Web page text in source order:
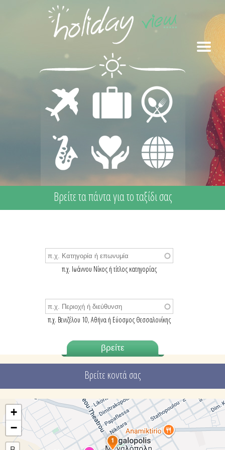
ΜΕΤΑΦΟΡΕΣ ΔΙΑΜΟΝΗ ΕΣΤΙΑΣΗ
ΔΙΑΣΚΕΔΑΣΗ
- ΨΥΧΑΓΩΓΙΑ
ΙΑΤΡΙΚΗ
ΦΡΟΝΤΙΔΑ -
ΠΡΩΤΕΣ
ΒΟΗΘΕΙΕΣ
ΔΙΑΦΟΡΑ
π.χ. Ιωάννου Νίκος ή τίτλος κατηγορίας
π.χ. Βενιζέλου 10, Αθήνα ή Εύοσμος Θεσσαλονίκης
Βρείτε κοντά σας
1
+
−